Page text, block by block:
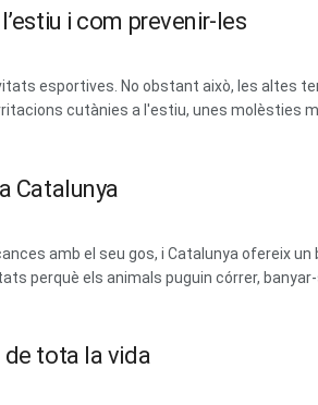
i com prevenir-les
esportives. No obstant això, les altes
cutànies a l'estiu, unes molèsties
Catalunya
amb el seu gos, i Catalunya ofereix
perquè els animals puguin córrer, banyar-
de tota la vida